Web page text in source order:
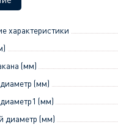
характеристики
(мм)
(мм)
(мм)
диаметр (мм)